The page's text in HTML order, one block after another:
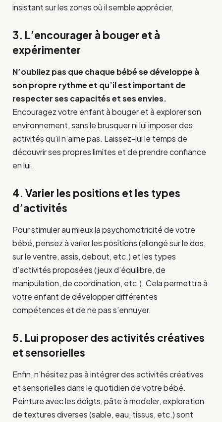
insistant sur les zones où il semble apprécier.
3. L’encourager à bouger et à
expérimenter
N’oubliez pas que chaque bébé se développe à
son propre rythme et qu’il est important de
respecter ses capacités et ses envies.
Encouragez votre enfant à bouger et à explorer son
environnement, sans le brusquer ni lui imposer des
activités qu’il n’aime pas. Laissez-lui le temps de
découvrir ses propres limites et de prendre confiance
en lui.
4. Varier les positions et les types
d’activités
Pour stimuler au mieux la psychomotricité de votre
bébé, pensez à varier les positions (allongé sur le dos,
sur le ventre, assis, debout, etc.) et les types
d’activités proposées (jeux d’équilibre, de
manipulation, de coordination, etc.). Cela permettra à
votre enfant de développer différentes
compétences et de ne pas s’ennuyer.
5. Lui proposer des activités créatives
et sensorielles
Enfin, n’hésitez pas à intégrer des activités créatives
et sensorielles dans le quotidien de votre bébé.
Peinture avec les doigts, pâte à modeler, exploration
de textures diverses (sable, eau, tissus, etc.) sont